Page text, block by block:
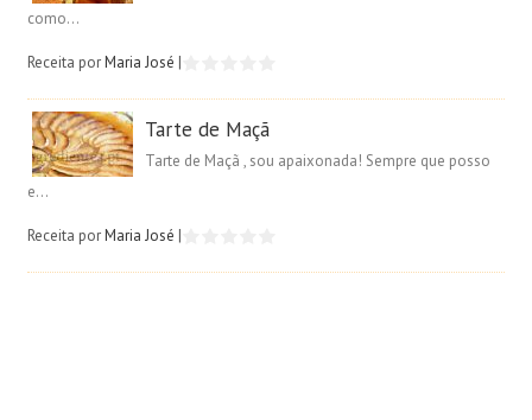
como...
Receita porMaria José |
Tarte de Maçã
Tarte de Maçã , sou apaixonada! Sempre que posso
e...
Receita porMaria José |